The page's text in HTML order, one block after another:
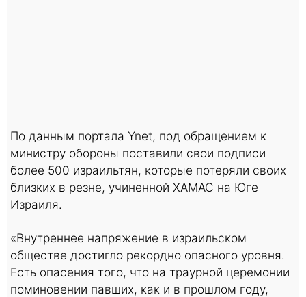
По данным портала Ynet, под обращением к
министру обороны поставили свои подписи
более 500 израильтян, которые потеряли своих
близких в резне, учиненной ХАМАС на Юге
Израиля.
«Внутреннее напряжение в израильском
обществе достигло рекордно опасного уровня.
Есть опасения того, что на траурной церемонии
поминовении павших, как и в прошлом году,